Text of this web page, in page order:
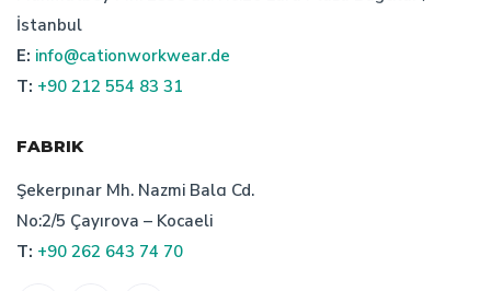
İstanbul
E: info@cationworkwear.de
T: +90 212 554 83 31
FABRIK
Şekerpınar Mh. Nazmi Balcı Cd.
No:2/5 Çayırova – Kocaeli
T: +90 262 643 74 70